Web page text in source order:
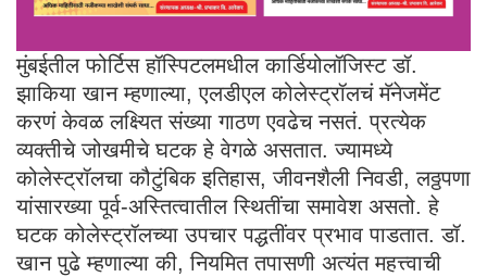
मुंबईतील फोर्टिस हॉस्पिटलमधील कार्डियोलॉजिस्‍ट डॉ.
झाकिया खान म्‍हणाल्‍या, एलडीएल कोलेस्ट्रॉलचं मॅनेजमेंट
करणं केवळ लक्ष्यित संख्या गाठण एवढेच नसतं. प्रत्येक
व्यक्‍तीचे जोखमीचे घटक हे वेगळे असतात. ज्यामध्ये
कोलेस्ट्रॉलचा कौटुंबिक इतिहास, जीवनशैली निवडी, लठ्ठपणा
यांसारख्या पूर्व-अस्तित्वातील स्थितींचा समावेश असतो. हे
घटक कोलेस्ट्रॉलच्या उपचार पद्धतींवर प्रभाव पाडतात. डॉ.
खान पुढे म्हणाल्या की, नियमित तपासणी अत्यंत महत्त्वाची